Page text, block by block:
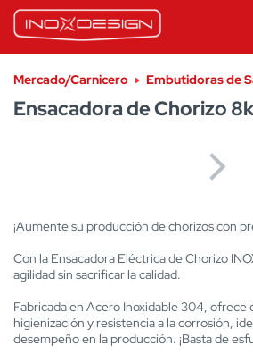
Mercado/Carnicero Embutidoras de
Ensacadora de Chorizo
¡Aumente su producción de chorizos con
Con la Ensacadora Eléctrica de Chorizo
agilidad sin sacrificar la calidad.
Fabricada en Acero Inoxidable 304, ofrece
higienización y resistencia a la corrosión,
desempeño en la producción. ¡Basta de